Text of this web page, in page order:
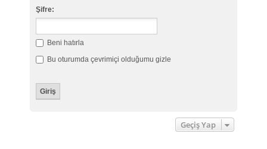
Şifre:
Beni hatırla
Bu oturumda çevrimiçi olduğumu gizle
Geçiş Yap